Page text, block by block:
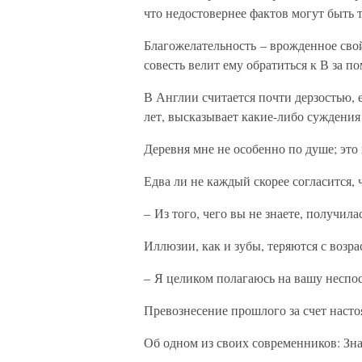
что недостовернее фактов могут быть
Благожелательность – врожденное
совесть велит ему обратиться к В за
В Англии считается почти дерзостью,
лет, высказывает какие-либо
Деревня мне не особенно по душе;
Едва ли не каждый скорее
– Из того, чего вы не знаете,
Иллюзии, как и зубы, теряются с
– Я целиком полагаюсь на вашу
Превознесение прошлого за счет
Об одном из своих современников: